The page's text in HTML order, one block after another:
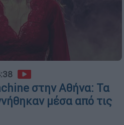
στην Αθήνα: Τα
μέσα από τις